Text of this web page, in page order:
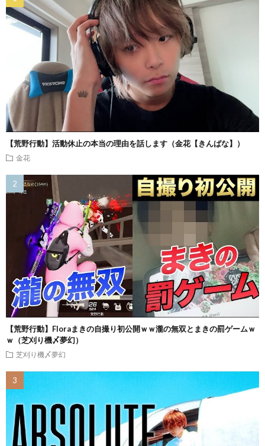
【荒野行動】活動休止の本当の理由を話します（金花【きんばな】）
金花
【荒野行動】Floraまきの自撮り初公開ｗｗ瀧の無双とまきの罰ゲームｗ
ｗ（芝刈り機〆夢幻）
芝刈り機〆夢幻